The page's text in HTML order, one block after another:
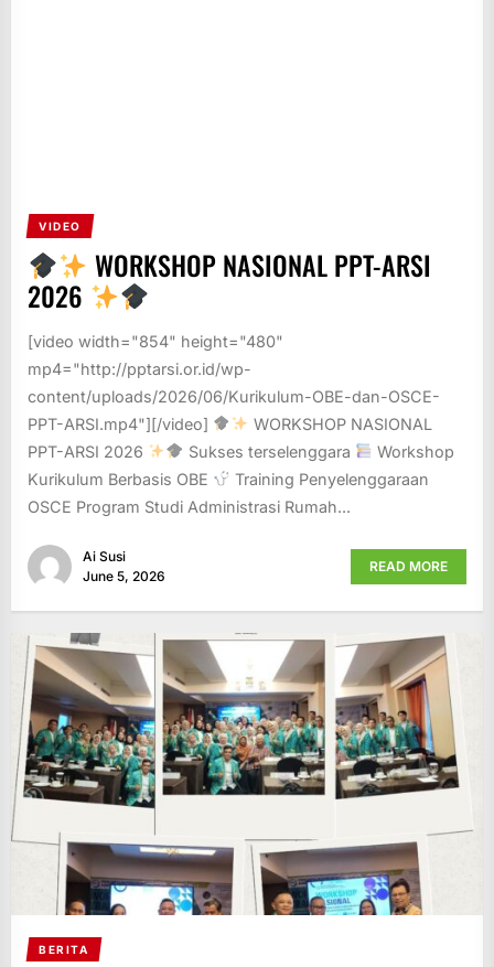
VIDEO
WORKSHOP NASIONAL PPT-ARSI
2026
[video width="854" height="480"
mp4="http://pptarsi.or.id/wp-
content/uploads/2026/06/Kurikulum-OBE-dan-OSCE-
PPT-ARSI.mp4"][/video]
WORKSHOP NASIONAL
PPT-ARSI 2026
Sukses terselenggara
Workshop
Kurikulum Berbasis OBE
Training Penyelenggaraan
OSCE Program Studi Administrasi Rumah...
Ai Susi
June 5, 2026
READ MORE
BERITA